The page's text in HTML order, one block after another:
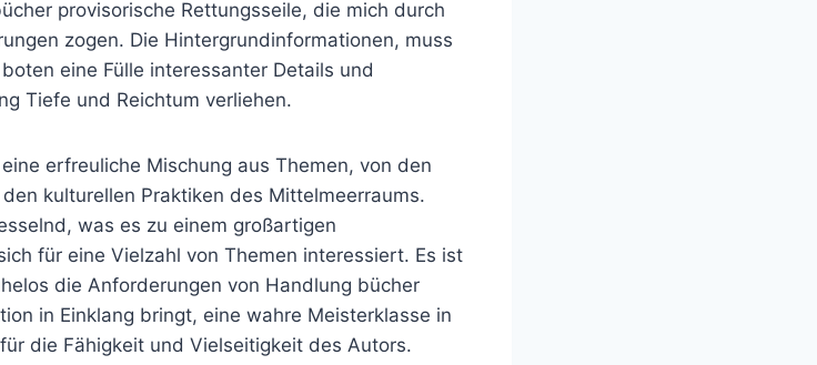
provisorische Rettungsseile, die mich durch
zogen. Die Hintergrundinformationen, muss
eine Fülle interessanter Details und
Tiefe und Reichtum verliehen.
erfreuliche Mischung aus Themen, von den
kulturellen Praktiken des Mittelmeerraums.
was es zu einem großartigen
für eine Vielzahl von Themen interessiert. Es ist
die Anforderungen von Handlung bücher
in Einklang bringt, eine wahre Meisterklasse in
die Fähigkeit und Vielseitigkeit des Autors.